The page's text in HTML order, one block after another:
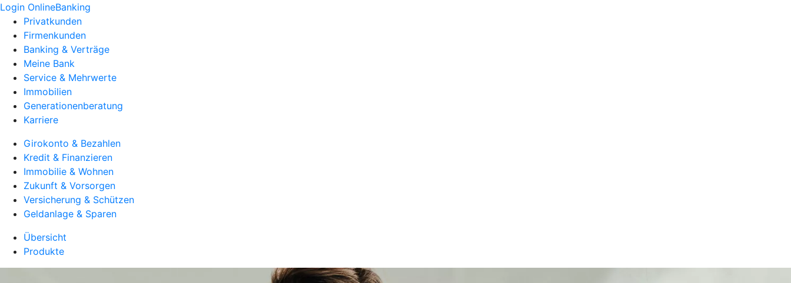
Login OnlineBanking
Privatkunden
Firmenkunden
Banking & Verträge
Meine Bank
Service & Mehrwerte
Immobilien
Generationenberatung
Karriere
Girokonto & Bezahlen
Kredit & Finanzieren
Immobilie & Wohnen
Zukunft & Vorsorgen
Versicherung & Schützen
Geldanlage & Sparen
Übersicht
Produkte